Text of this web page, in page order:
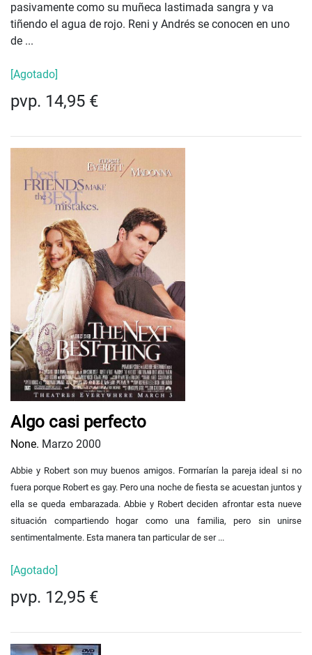
pasivamente como su muñeca lastimada sangra y va
tiñendo el agua de rojo. Reni y Andrés se conocen en uno
de ...
[Agotado]
pvp. 14,95 €
Algo casi perfecto
None. Marzo 2000
Abbie y Robert son muy buenos amigos. Formarían la pareja ideal si no
fuera porque Robert es gay. Pero una noche de fiesta se acuestan juntos y
ella se queda embarazada. Abbie y Robert deciden afrontar esta nueve
situación compartiendo hogar como una familia, pero sin unirse
sentimentalmente. Esta manera tan particular de ser ...
[Agotado]
pvp. 12,95 €